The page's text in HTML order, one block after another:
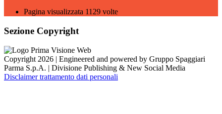
Pagina visualizzata 1129 volte
Sezione Copyright
Copyright 2026 | Engineered and powered by Gruppo Spaggiari
Parma S.p.A. | Divisione Publishing & New Social Media
Disclaimer trattamento dati personali